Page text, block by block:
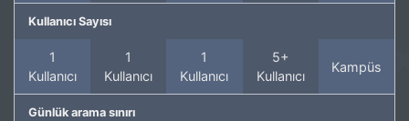
Kullanıcı Sayısı
1
Kullanıcı
1
Kullanıcı
1
Kullanıcı
5+
Kullanıcı
Kampüs
Günlük arama sınırı